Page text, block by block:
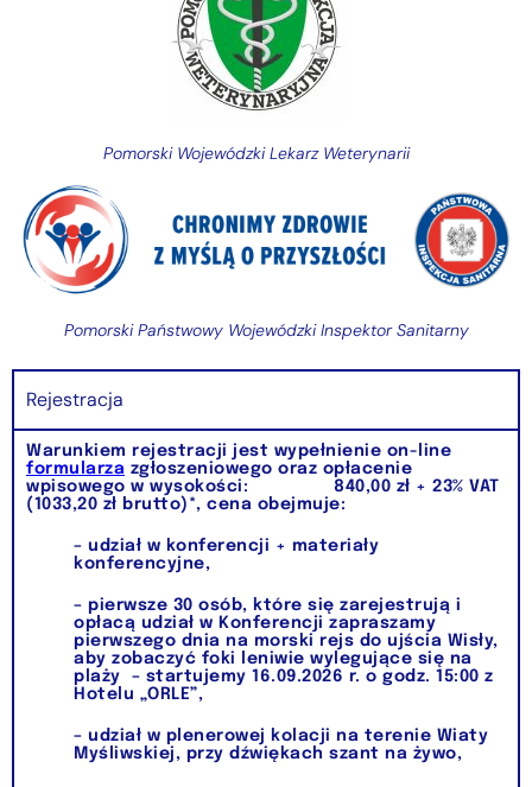
Pomorski Wojewódzki Lekarz Weterynarii
Pomorski Państwowy Wojewódzki Inspektor Sanitarny
Rejestracja
Warunkiem rejestracji jest wypełnienie on-line
formularza zgłoszeniowego oraz opłacenie
wpisowego w wysokości:
840,00 zł + 23% VAT
(1033,20 zł brutto)*, cena obejmuje:
– udział w konferencji + materiały
konferencyjne,
– pierwsze 30 osób, które się zarejestrują i
opłacą udział w Konferencji zapraszamy
pierwszego dnia na morski rejs do ujścia Wisły,
aby zobaczyć foki leniwie wylegujące się na
plaży – startujemy 16.09.2026 r. o godz. 15:00 z
Hotelu „ORLE”,
– udział w plenerowej kolacji na terenie Wiaty
Myśliwskiej, przy dźwiękach szant na żywo,